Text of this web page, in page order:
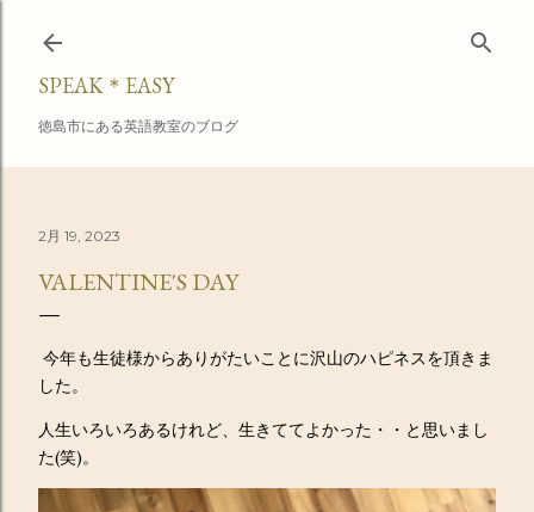
スキップしてメイン コンテンツに移動
SPEAK＊EASY
徳島市にある英語教室のブログ
2月 19, 2023
VALENTINE'S DAY
今年も生徒様からありがたいことに沢山のハピネスを頂きま
した。
人生いろいろあるけれど、生きててよかった・・と思いまし
た(笑)。